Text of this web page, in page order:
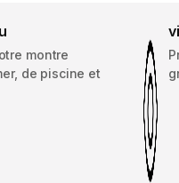
montre
de piscine et